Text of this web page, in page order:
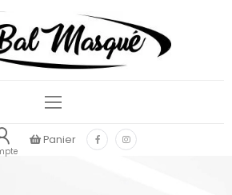
Panier